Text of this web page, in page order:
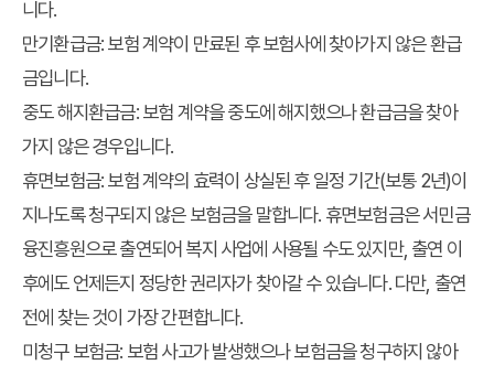
니다.
만기환급금: 보험 계약이 만료된 후 보험사에 찾아가지 않은 환급
금입니다.
중도 해지환급금: 보험 계약을 중도에 해지했으나 환급금을 찾아
가지 않은 경우입니다.
휴면보험금: 보험 계약의 효력이 상실된 후 일정 기간(보통 2년)이
지나도록 청구되지 않은 보험금을 말합니다. 휴면보험금은 서민금
융진흥원으로 출연되어 복지 사업에 사용될 수도 있지만, 출연 이
후에도 언제든지 정당한 권리자가 찾아갈 수 있습니다. 다만, 출연
전에 찾는 것이 가장 간편합니다.
미청구 보험금: 보험 사고가 발생했으나 보험금을 청구하지 않아